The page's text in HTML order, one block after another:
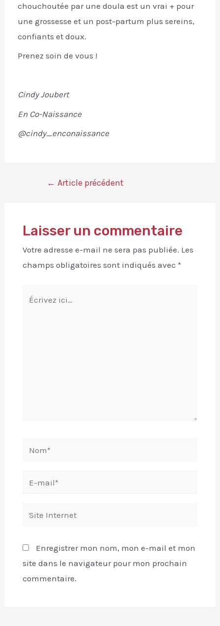
chouchoutée par une doula est un vrai + pour
une grossesse et un post-partum plus sereins,
confiants et doux.
Prenez soin de vous !
Cindy Joubert
En Co-Naissance
@cindy_enconaissance
← Article précédent
Laisser un commentaire
Votre adresse e-mail ne sera pas publiée. Les
champs obligatoires sont indiqués avec *
Enregistrer mon nom, mon e-mail et mon
site dans le navigateur pour mon prochain
commentaire.